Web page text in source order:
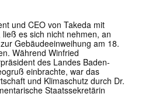
und CEO von Takeda mit
es sich nicht nehmen, an
Gebäudeeinweihung am 18.
Während Winfried
des Landes Baden-
einbrachte, war das
und Klimaschutz durch Dr.
Staatssekretärin